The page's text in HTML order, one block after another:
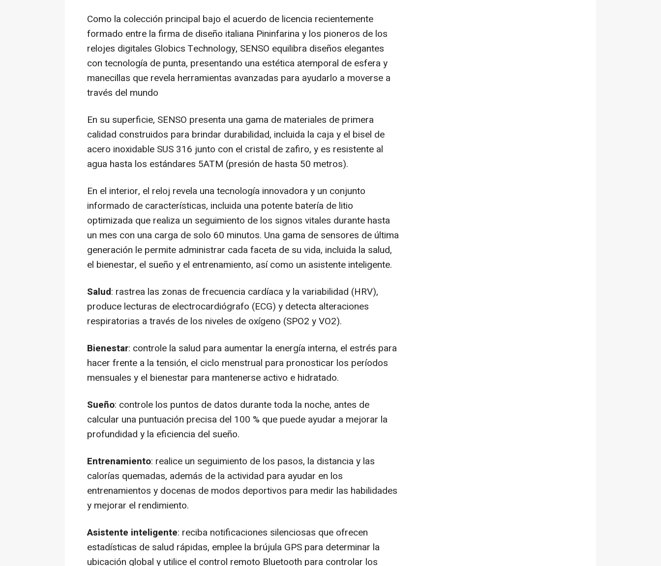
Como la colección principal bajo el acuerdo de licencia recientemente
formado entre la firma de diseño italiana Pininfarina y los pioneros de los
relojes digitales Globics Technology, SENSO equilibra diseños elegantes
con tecnología de punta, presentando una estética atemporal de esfera y
manecillas que revela herramientas avanzadas para ayudarlo a moverse a
través del mundo
En su superficie, SENSO presenta una gama de materiales de primera
calidad construidos para brindar durabilidad, incluida la caja y el bisel de
acero inoxidable SUS 316 junto con el cristal de zafiro, y es resistente al
agua hasta los estándares 5ATM (presión de hasta 50 metros).
En el interior, el reloj revela una tecnología innovadora y un conjunto
informado de características, incluida una potente batería de litio
optimizada que realiza un seguimiento de los signos vitales durante hasta
un mes con una carga de solo 60 minutos. Una gama de sensores de última
generación le permite administrar cada faceta de su vida, incluida la salud,
el bienestar, el sueño y el entrenamiento, así como un asistente inteligente.
Salud: rastrea las zonas de frecuencia cardíaca y la variabilidad (HRV),
produce lecturas de electrocardiógrafo (ECG) y detecta alteraciones
respiratorias a través de los niveles de oxígeno (SPO2 y VO2).
Bienestar: controle la salud para aumentar la energía interna, el estrés para
hacer frente a la tensión, el ciclo menstrual para pronosticar los períodos
mensuales y el bienestar para mantenerse activo e hidratado.
Sueño: controle los puntos de datos durante toda la noche, antes de
calcular una puntuación precisa del 100 % que puede ayudar a mejorar la
profundidad y la eficiencia del sueño.
Entrenamiento: realice un seguimiento de los pasos, la distancia y las
calorías quemadas, además de la actividad para ayudar en los
entrenamientos y docenas de modos deportivos para medir las habilidades
y mejorar el rendimiento.
Asistente inteligente: reciba notificaciones silenciosas que ofrecen
estadísticas de salud rápidas, emplee la brújula GPS para determinar la
ubicación global y utilice el control remoto Bluetooth para controlar los